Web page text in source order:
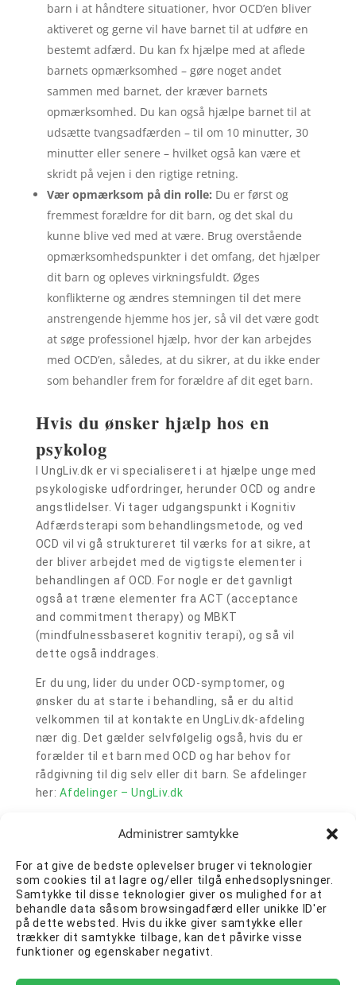
Administrer samtykke
For at give de bedste oplevelser bruger vi teknologier
som cookies til at lagre og/eller tilgå enhedsoplysninger.
Samtykke til disse teknologier giver os mulighed for at
behandle data såsom browsingadfærd eller unikke ID'er
på dette websted. Hvis du ikke giver samtykke eller
trækker dit samtykke tilbage, kan det påvirke visse
funktioner og egenskaber negativt.
barn i at håndtere situationer, hvor OCD’en bliver
aktiveret og gerne vil have barnet til at udføre en
bestemt adfærd. Du kan fx hjælpe med at aflede
barnets opmærksomhed – gøre noget andet
sammen med barnet, der kræver barnets
opmærksomhed. Du kan også hjælpe barnet til at
udsætte tvangsadfærden – til om 10 minutter, 30
minutter eller senere – hvilket også kan være et
skridt på vejen i den rigtige retning.
Vær opmærksom på din rolle: Du er først og
fremmest forældre for dit barn, og det skal du
kunne blive ved med at være. Brug overstående
opmærksomhedspunkter i det omfang, det hjælper
dit barn og opleves virkningsfuldt. Øges
konflikterne og ændres stemningen til det mere
anstrengende hjemme hos jer, så vil det være godt
at søge professionel hjælp, hvor der kan arbejdes
med OCD’en, således, at du sikrer, at du ikke ender
som behandler frem for forældre af dit eget barn.
Hvis du ønsker hjælp hos en
psykolog
I UngLiv.dk er vi specialiseret i at hjælpe unge med
psykologiske udfordringer, herunder OCD og andre
angstlidelser. Vi tager udgangspunkt i Kognitiv
Adfærdsterapi som behandlingsmetode, og ved
OCD vil vi gå struktureret til værks for at sikre, at
der bliver arbejdet med de vigtigste elementer i
behandlingen af OCD. For nogle er det gavnligt
også at træne elementer fra ACT (acceptance
and commitment therapy) og MBKT
(mindfulnessbaseret kognitiv terapi), og så vil
dette også inddrages.
Er du ung, lider du under OCD-symptomer, og
ønsker du at starte i behandling, så er du altid
velkommen til at kontakte en UngLiv.dk-afdeling
nær dig. Det gælder selvfølgelig også, hvis du er
forælder til et barn med OCD og har behov for
rådgivning til dig selv eller dit barn. Se afdelinger
her:Afdelinger – UngLiv.dk
håndtering af OCD på OCD-foreningens
hjemmeside:
10 gode råd mod OCD – OCD-
foreningen
Med venlig hilsen
Autoriseret psykolog, Laura Kardyb
UngLiv.dk afd. Næstved